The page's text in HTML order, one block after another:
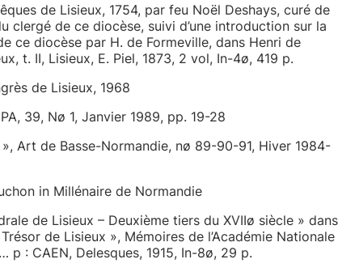
de Lisieux, 1754, par feu Noël Deshays, curé de
clergé de ce diocèse, suivi d’une introduction sur la
ce diocèse par H. de Formeville, dans Henri de
t. II, Lisieux, E. Piel, 1873, 2 vol, In-4ø, 419 p.
de Lisieux, 1968
39, Nø 1, Janvier 1989, pp. 19-28
Art de Basse-Normandie, nø 89-90-91, Hiver 1984-
in Millénaire de Normandie
de Lisieux – Deuxième tiers du XVIIø siècle » dans
de Lisieux », Mémoires de l’Académie Nationale
: CAEN, Delesques, 1915, In-8ø, 29 p.